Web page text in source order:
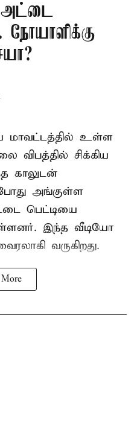
அட்டை
நோயாளிக்கு
மாவட்டத்தில் உள்ள
விபத்தில் சிக்கிய
காலுடன்
அங்குள்ள
பெட்டியை
இந்த வீடியோ
வருகிறது.